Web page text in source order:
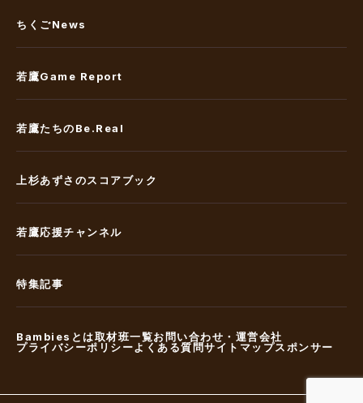
ちくごNews
若鷹Game Report
若鷹たちのBe.Real
上杉あずさのスコアブック
若鷹応援チャンネル
特集記事
Bambiesとは取材班一覧お問い合わせ・運営会社
プライバシーポリシーよくある質問サイトマップスポンサー